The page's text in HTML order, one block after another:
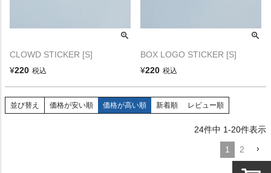
CLOWD STICKER [S]
¥220 税込
BOX LOGO STICKER [S]
¥220 税込
並び替え 価格が安い順 価格が高い順 新着順 レビュー順
24件中 1-20件表示
1 2